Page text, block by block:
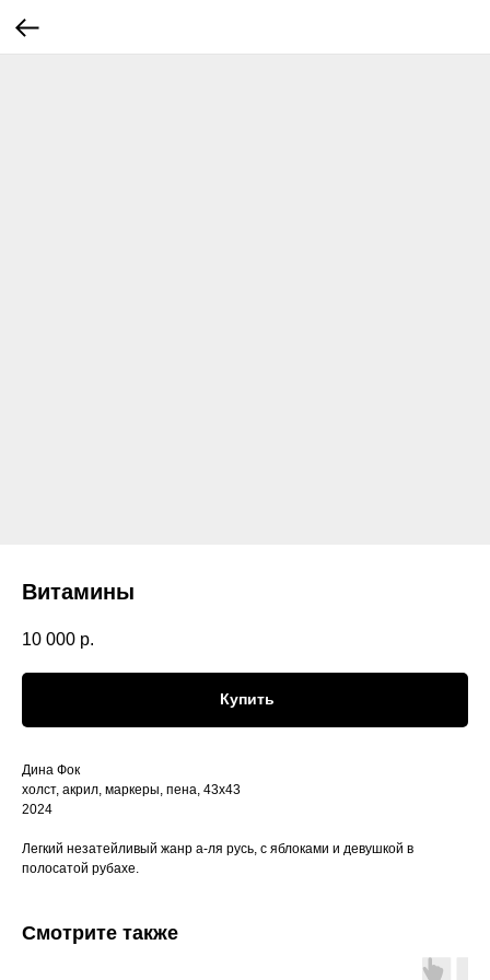
Витамины
10 000 р.
Купить
Дина Фок
холст, акрил, маркеры, пена, 43х43
2024
Легкий незатейливый жанр а-ля русь, с яблоками и девушкой в
полосатой рубахе.
Смотрите также